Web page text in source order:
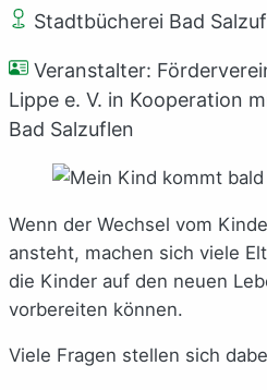
Stadtbücherei Bad
Veranstalter:
Lippe e. V. in Kooperation
Bad Salzuflen
Wenn der Wechsel vom
ansteht, machen sich viele
die Kinder auf den neuen
vorbereiten können.
Viele Fragen stellen sich